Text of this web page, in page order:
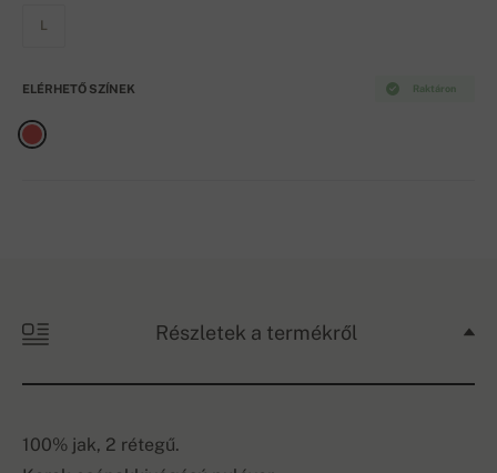
L
Raktáron
ELÉRHETŐ SZÍNEK
Részletek a termékről
100% jak, 2 rétegű.